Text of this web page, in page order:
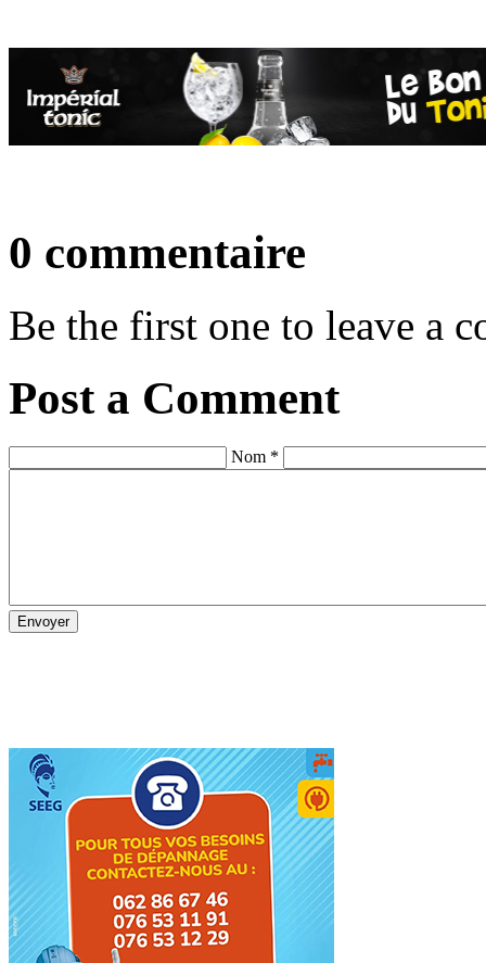
0 commentaire
Be the first one to leave a
Post a Comment
Nom *